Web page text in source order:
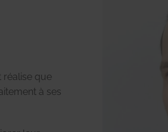
réalise que
à ses